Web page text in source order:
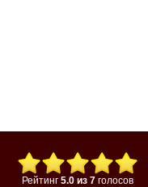
Рейтинг 5.0 из 7 голосов